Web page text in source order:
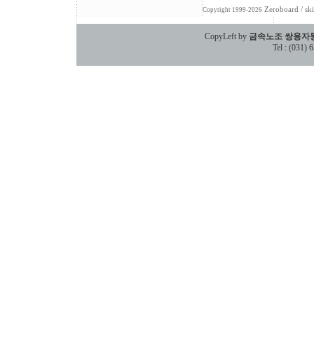
Copyright 1999-2026 Zeroboard /
CopyLeft by 금속노조 쌍용자
Tel : (031)